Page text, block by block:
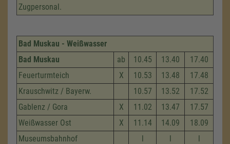
Zugpersonal.
Bad Muskau - Weißwasser
Bad Muskau
ab 10.45 13.40
17.40
Feuerturmteich
X 10.53 13.48
17.48
Krauschwitz / Bayerw.
10.57 13.52
17.52
Gablenz / Gora
X 11.02 13.47
17.57
Weißwasser Ost
X 11.14 14.09
18.09
Museumsbahnhof
l l
l